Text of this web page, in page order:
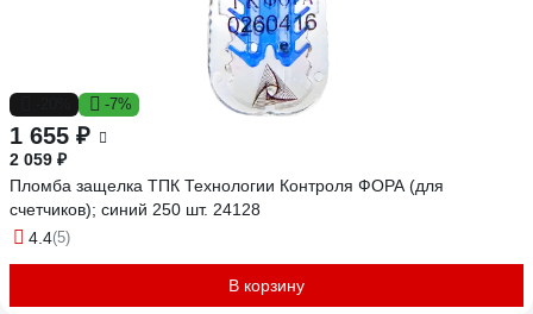
-7%
1 655 ₽
2 059 ₽
Пломба защелка ТПК Технологии Контроля ФОРА (для
счетчиков); синий 250 шт. 24128
4.4(5)
В корзину